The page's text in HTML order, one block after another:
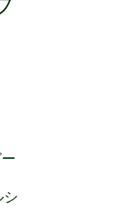
シ